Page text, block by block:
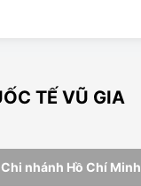
TẾ VŨ GIA
Chi nhánh Hồ Chí Minh